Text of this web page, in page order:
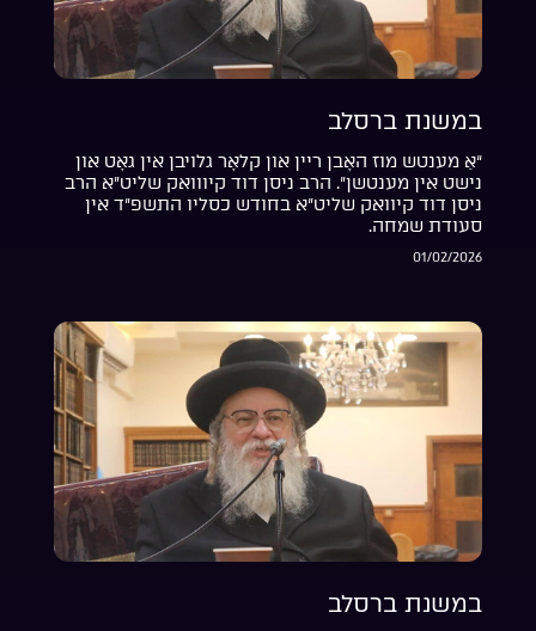
במשנת ברסלב
“אַ מענטש מוז האָבן ריין און קלאָר גלויבן אין גאָט און
נישט אין מענטשן”. הרב ניסן דוד קיווואק שליט”א הרב
ניסן דוד קיוואק שליט”א בחודש כסליו התשפ”ד אין
סעודת שמחה.
01/02/2026
במשנת ברסלב